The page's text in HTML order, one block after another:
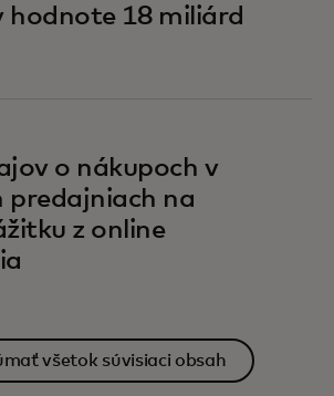
hodnote 18 miliárd
o nákupoch v
predajniach na
z online
všetok súvisiaci obsah